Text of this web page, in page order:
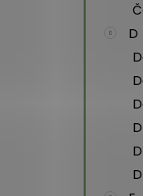
D